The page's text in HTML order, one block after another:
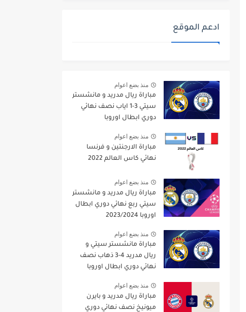
ادعم الموقع
منذ بضع اعوام
مباراة ريال مدريد و مانشستر
سيتي 3-1 اياب نصف نهائي
دوري ابطال اوروبا
منذ بضع اعوام
مباراة الارجنتين و فرنسا
نهائي كاس العالم 2022
منذ بضع اعوام
مباراة ريال مدريد و مانشستر
سيتي ربع نهائي دوري ابطال
اوروبا 2023/2024
منذ بضع اعوام
مباراة مانشستر سيتي و
ريال مدريد 4-3 ذهاب نصف
نهائي دوري ابطال اوروبا
منذ بضع اعوام
مباراة ريال مدريد و بايرن
ميونيخ نصف نهائي دوري